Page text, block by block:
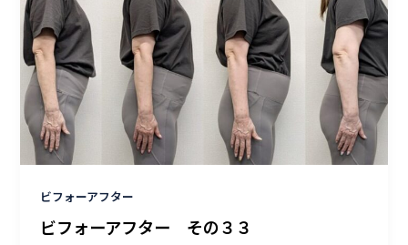
ビフォーアフター
ビフォーアフター その３３